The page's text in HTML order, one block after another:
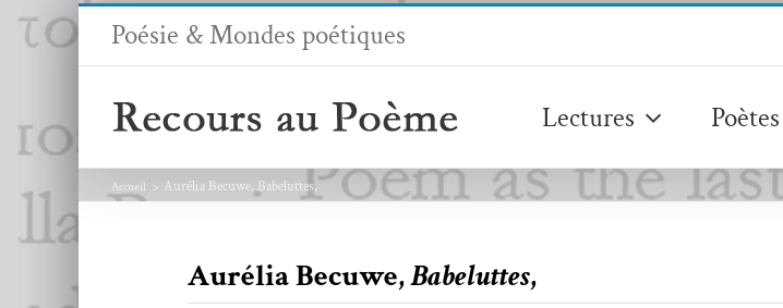
Passer
Poésie & Mondes poétiques
Lectures Poètes
Accueil Aurélia Becuwe, Babeluttes,
Aurélia Becuwe,Babeluttes,